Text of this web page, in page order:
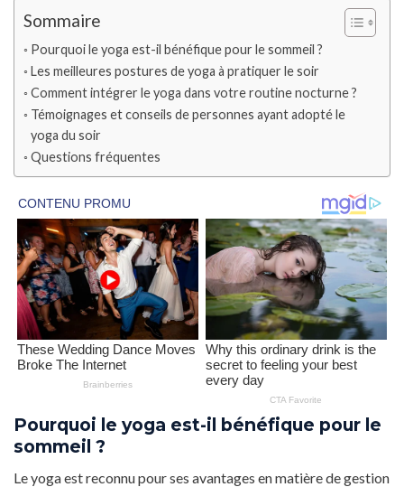
Sommaire
Pourquoi le yoga est-il bénéfique pour le sommeil ?
Les meilleures postures de yoga à pratiquer le soir
Comment intégrer le yoga dans votre routine nocturne ?
Témoignages et conseils de personnes ayant adopté le
yoga du soir
Questions fréquentes
Pourquoi le yoga est-il bénéfique pour le
sommeil ?
Le yoga est reconnu pour ses avantages en matière de gestion